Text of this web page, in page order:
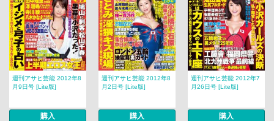
週刊アサヒ芸能 2012年8
月9日号 [Lite版]
購入
週刊アサヒ芸能 2012年8
月2日号 [Lite版]
購入
週刊アサヒ芸能 2012年7
月26日号 [Lite版]
購入